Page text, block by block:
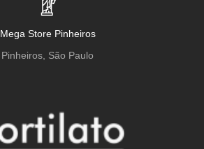
Mega Store Pinheiros
Pinheiros, São Paulo